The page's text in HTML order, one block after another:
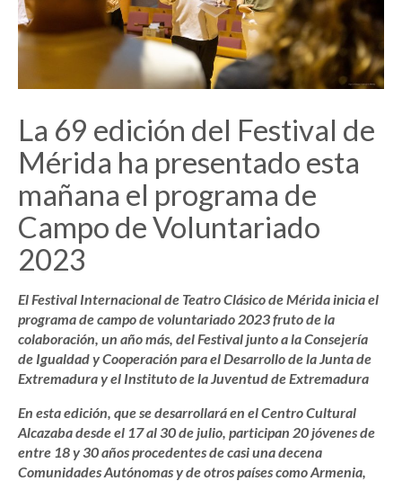
La 69 edición del Festival de
Mérida ha presentado esta
mañana el programa de
Campo de Voluntariado
2023
El Festival Internacional de Teatro Clásico de Mérida inicia el
programa de campo de voluntariado 2023 fruto de la
colaboración, un año más, del Festival junto a la Consejería
de Igualdad y Cooperación para el Desarrollo de la Junta de
Extremadura y el Instituto de la Juventud de Extremadura
En esta edición, que se desarrollará en el Centro Cultural
Alcazaba desde el 17 al 30 de julio, participan 20 jóvenes de
entre 18 y 30 años procedentes de casi una decena
Comunidades Autónomas y de otros países como Armenia,